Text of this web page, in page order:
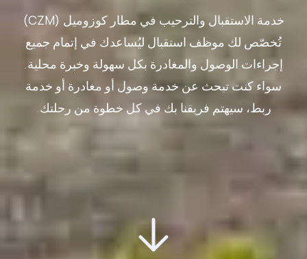
خدمة الاستقبال والترحيب في مطار كوزوميل (CZM)
تُخصّص لك موظف استقبال ليُساعدك في إتمام جميع
إجراءات الوصول والمغادرة بكل سهولة وخبرة محلية.
سواء كنت تبحث عن خدمة وصول أو مغادرة أو خدمة
ربط، سيهتم فريقنا بك في كل خطوة من رحلتك.